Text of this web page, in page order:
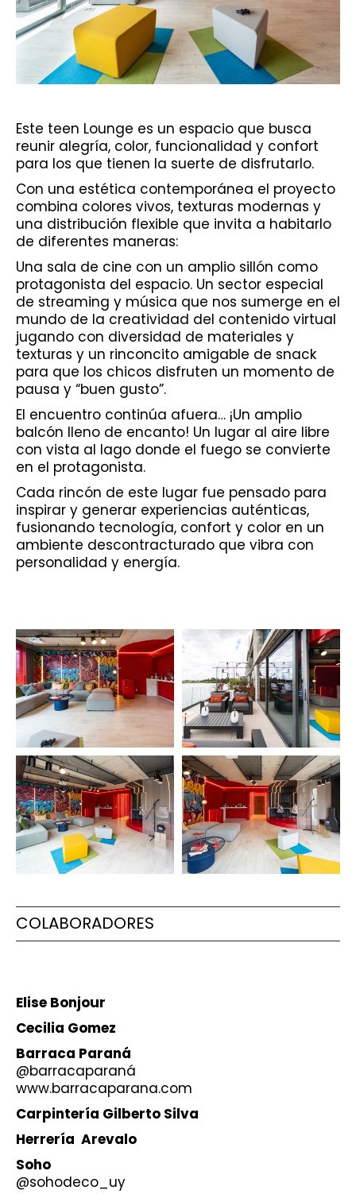
Este teen Lounge es un espacio que busca
reunir alegría, color, funcionalidad y confort
para los que tienen la suerte de disfrutarlo.
Con una estética contemporánea el proyecto
combina colores vivos, texturas modernas y
una distribución flexible que invita a habitarlo
de diferentes maneras:
Una sala de cine con un amplio sillón como
protagonista del espacio. Un sector especial
de streaming y música que nos sumerge en el
mundo de la creatividad del contenido virtual
jugando con diversidad de materiales y
texturas y un rinconcito amigable de snack
para que los chicos disfruten un momento de
pausa y “buen gusto”.
El encuentro continúa afuera… ¡Un amplio
balcón lleno de encanto! Un lugar al aire libre
con vista al lago donde el fuego se convierte
en el protagonista.
Cada rincón de este lugar fue pensado para
inspirar y generar experiencias auténticas,
fusionando tecnología, confort y color en un
ambiente descontracturado que vibra con
personalidad y energía.
COLABORADORES
Elise Bonjour
Cecilia Gomez
Barraca Paraná
@barracaparaná
www.barracaparana.com
Carpintería Gilberto Silva
Herrería Arevalo
Soho
@sohodeco_uy